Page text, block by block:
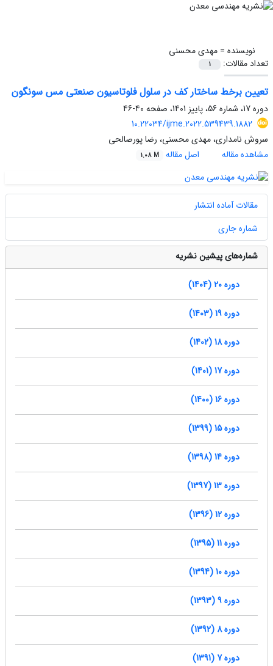
نویسنده =مهدی محسنی
تعداد مقالات:
1
تعیین برخط ساختار کف در سلول فلوتاسیون صنعتی مس سونگون
دوره 17، شماره 56، پاییز 1401، صفحه
40-46
10.22034/ijme.2022.539439.1882
سروش نامداری، مهدی محسنی، رضا پورصالحی
مشاهده مقاله
اصل مقاله 1.08 M
مقالات آماده انتشار
شماره جاری
شماره‌های پیشین نشریه
دوره 20 (1404)
دوره 19 (1403)
دوره 18 (1402)
دوره 17 (1401)
دوره 16 (1400)
دوره 15 (1399)
دوره 14 (1398)
دوره 13 (1397)
دوره 12 (1396)
دوره 11 (1395)
دوره 10 (1394)
دوره 9 (1393)
دوره 8 (1392)
دوره 7 (1391)